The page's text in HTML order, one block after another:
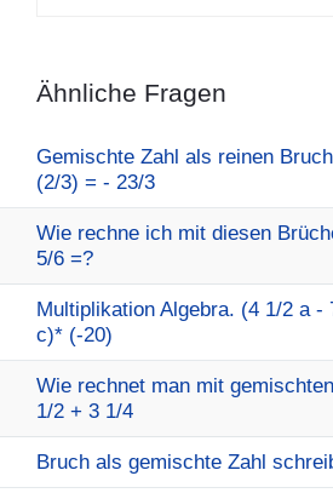
Ähnliche Fragen
Gemischte Zahl als reinen
(2/3) = - 23/3
Wie rechne ich mit diesen
5/6 =?
Multiplikation Algebra. (4 1/2 a -
c)* (-20)
Wie rechnet man mit
1/2 + 3 1/4
Bruch als gemischte Zahl